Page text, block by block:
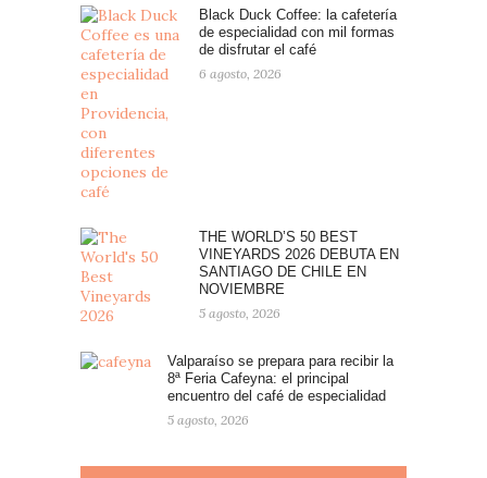
Black Duck Coffee: la cafetería
de especialidad con mil formas
de disfrutar el café
6 agosto, 2026
THE WORLD’S 50 BEST
VINEYARDS 2026 DEBUTA EN
SANTIAGO DE CHILE EN
NOVIEMBRE
5 agosto, 2026
Valparaíso se prepara para recibir la
8ª Feria Cafeyna: el principal
encuentro del café de especialidad
5 agosto, 2026